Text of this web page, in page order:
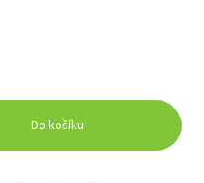
Do košíku